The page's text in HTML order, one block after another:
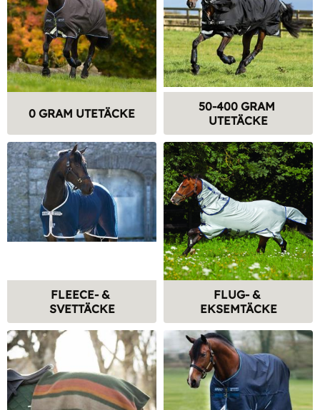
0 GRAM UTETÄCKE
50-400 GRAM
UTETÄCKE
FLEECE- &
SVETTÄCKE
FLUG- &
EKSEMTÄCKE